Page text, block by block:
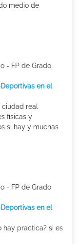
medio de
- FP de Grado
en el
ciudad real
fisicas y
si hay y muchas
- FP de Grado
en el
hay practica? si es